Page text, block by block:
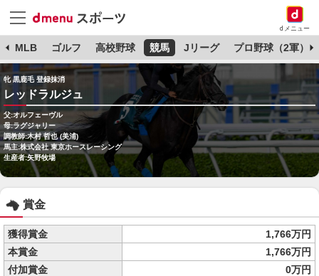
dメニュー
MLB ゴルフ 高校野球 競馬 Jリーグ プロ野球（2軍）
牝 黒鹿毛 登録抹消
レッドラルジュ
父:オルフェーヴル
母:ラグジャリー
調教師:木村 哲也 (美浦)
馬主:株式会社 東京ホースレーシング
生産者:矢野牧場
賞金
獲得賞金
1,766万円
本賞金
1,766万円
付加賞金
0万円